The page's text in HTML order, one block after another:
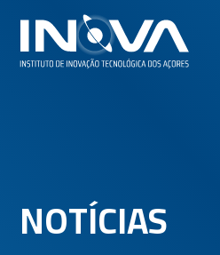
NOTÍCIAS